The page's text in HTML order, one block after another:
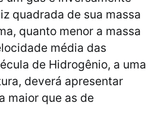
quadrada de sua massa
quanto menor a massa
média das
de Hidrogênio, a uma
deverá apresentar
maior que as de